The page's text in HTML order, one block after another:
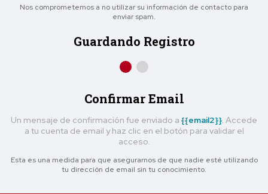
Nos comprometemos a no utilizar su información de contacto para
enviar spam.
Guardando Registro
Confirmar Email
Un mensaje de confirmación fue enviado a {{email2}}. Accede
a tu cuenta de email y haz clic en el botón para validar el
acceso.
Esta es una medida para que asegurarnos de que nadie esté utilizando
tu dirección de email sin tu conocimiento.